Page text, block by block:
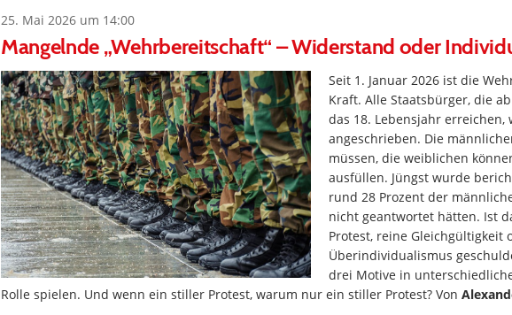
25. Mai 2026 um 14:00
Mangelnde „Wehrbereitschaft“ – Widerstand oder
Seit 1. Januar 2026 ist die
Kraft. Alle Staatsbürger, die
das 18. Lebensjahr erreichen,
angeschrieben. Die
müssen, die weiblichen
ausfüllen. Jüngst wurde
rund 28 Prozent der
nicht geantwortet hätten. Ist
Protest, reine Gleichgültigkeit
Überindividualismus
drei Motive in
Rolle spielen. Und wenn ein stiller Protest, warum nur ein stiller Protest? Von